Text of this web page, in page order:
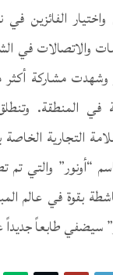
والاتصالات في
في المنطقة.
التجارية
“أونور” والتي
بقوة في عالم
سيضفي طابعاً جديداً